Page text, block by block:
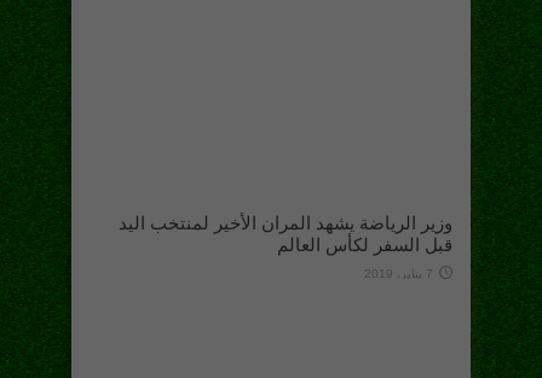
وزير الرياضة يشهد المران الأخير لمنتخب اليد
قبل السفر لكأس العالم
7 يناير، 2019